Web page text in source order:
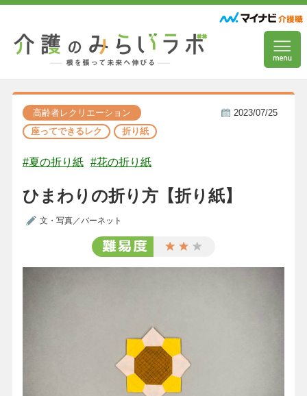
高齢者レクリエーション
座ってできるレク
折り紙
2023/07/25
#夏の折り紙 #花の折り紙
ひまわりの折り方【折り紙】
文・写真／バーネット